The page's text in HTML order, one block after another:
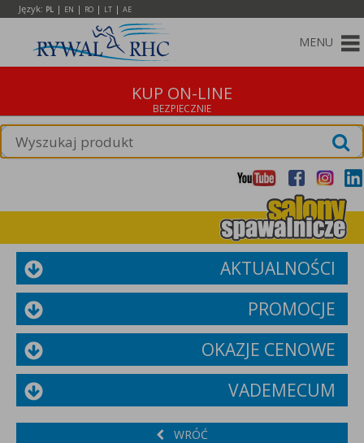
Język: PL | EN | RO | LT | AE
MENU
KUP ON-LINE
AKTUALNOŚCI
PROMOCJE
OKAZJE CENOWE
VADEMECUM
WRÓĆ